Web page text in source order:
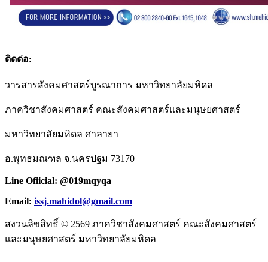
ติดต่อ:
วารสารสังคมศาสตร์บูรณาการ มหาวิทยาลัยมหิดล
ภาควิชาสังคมศาสตร์ คณะสังคมศาสตร์และมนุษยศาสตร์
มหาวิทยาลัยมหิดล ศาลายา
อ.พุทธมณฑล จ.นครปฐม 73170
Line Ofiicial: @019mqyqa
Email: issj.mahidol@gmail.com
สงวนลิขสิทธิ์ © 2569 ภาควิชาสังคมศาสตร์ คณะสังคมศาสตร์
และมนุษยศาสตร์ มหาวิทยาลัยมหิดล